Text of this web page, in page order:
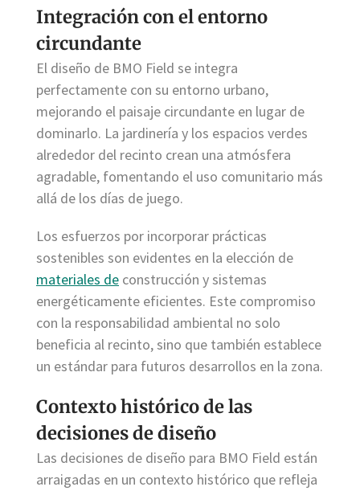
Integración con el entorno
circundante
El diseño de BMO Field se integra
perfectamente con su entorno urbano,
mejorando el paisaje circundante en lugar de
dominarlo. La jardinería y los espacios verdes
alrededor del recinto crean una atmósfera
agradable, fomentando el uso comunitario más
allá de los días de juego.
Los esfuerzos por incorporar prácticas
sostenibles son evidentes en la elección de
materiales de construcción y sistemas
energéticamente eficientes. Este compromiso
con la responsabilidad ambiental no solo
beneficia al recinto, sino que también establece
un estándar para futuros desarrollos en la zona.
Contexto histórico de las
decisiones de diseño
Las decisiones de diseño para BMO Field están
arraigadas en un contexto histórico que refleja